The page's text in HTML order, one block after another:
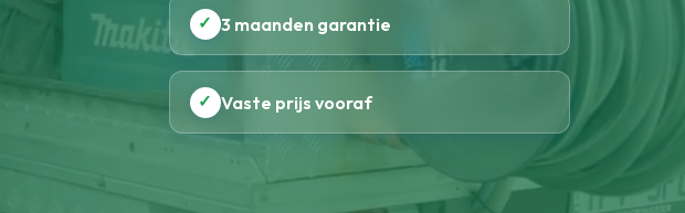
✓ 3 maanden garantie
✓ Vaste prijs vooraf